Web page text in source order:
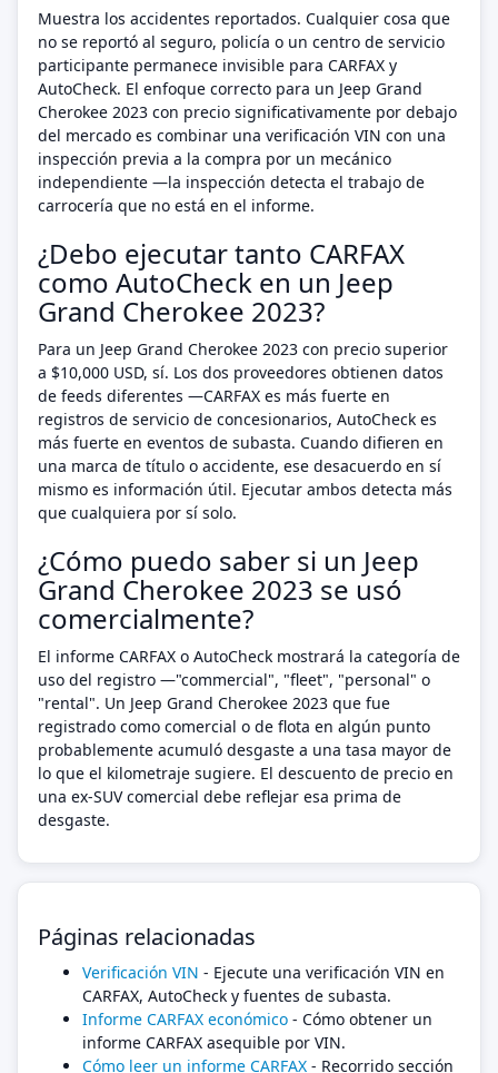
Muestra los accidentes reportados. Cualquier cosa que
no se reportó al seguro, policía o un centro de servicio
participante permanece invisible para CARFAX y
AutoCheck. El enfoque correcto para un Jeep Grand
Cherokee 2023 con precio significativamente por debajo
del mercado es combinar una verificación VIN con una
inspección previa a la compra por un mecánico
independiente —la inspección detecta el trabajo de
carrocería que no está en el informe.
¿Debo ejecutar tanto CARFAX
como AutoCheck en un Jeep
Grand Cherokee 2023?
Para un Jeep Grand Cherokee 2023 con precio superior
a $10,000 USD, sí. Los dos proveedores obtienen datos
de feeds diferentes —CARFAX es más fuerte en
registros de servicio de concesionarios, AutoCheck es
más fuerte en eventos de subasta. Cuando difieren en
una marca de título o accidente, ese desacuerdo en sí
mismo es información útil. Ejecutar ambos detecta más
que cualquiera por sí solo.
¿Cómo puedo saber si un Jeep
Grand Cherokee 2023 se usó
comercialmente?
El informe CARFAX o AutoCheck mostrará la categoría de
uso del registro —"commercial", "fleet", "personal" o
"rental". Un Jeep Grand Cherokee 2023 que fue
registrado como comercial o de flota en algún punto
probablemente acumuló desgaste a una tasa mayor de
lo que el kilometraje sugiere. El descuento de precio en
una ex-SUV comercial debe reflejar esa prima de
desgaste.
Páginas relacionadas
Verificación VIN - Ejecute una verificación VIN en
CARFAX, AutoCheck y fuentes de subasta.
Informe CARFAX económico - Cómo obtener un
informe CARFAX asequible por VIN.
Cómo leer un informe CARFAX - Recorrido sección